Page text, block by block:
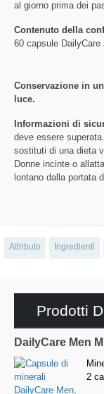
al giorno prima dei
Contenuto della
60 capsule DailyCare
Conservazione in
luce.
Informazioni di
deve essere
sostituti di una dieta
Donne incinte o
lontano dalla portata
Attributo Ingredienti
Prodotti
DailyCare Men
2